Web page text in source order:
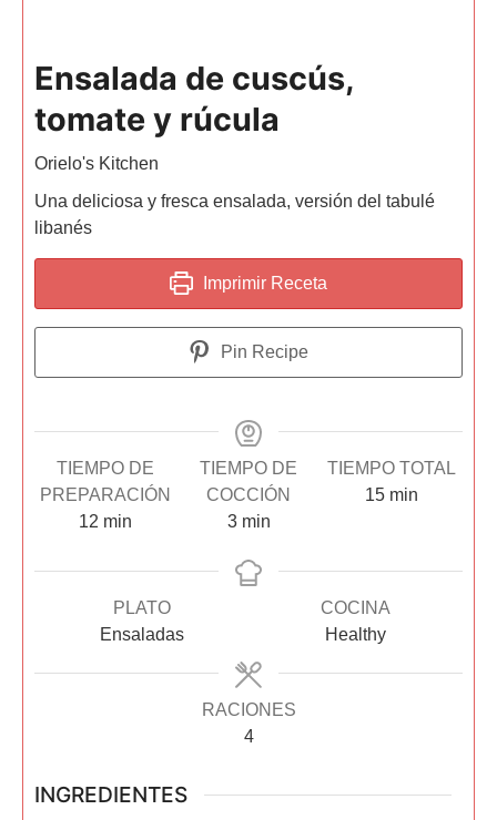
Ensalada de cuscús,
tomate y rúcula
Orielo's Kitchen
Una deliciosa y fresca ensalada, versión del tabulé
libanés
Imprimir Receta
Pin Recipe
TIEMPO DE
PREPARACIÓN
12 min
TIEMPO DE
COCCIÓN
3 min
TIEMPO TOTAL
15 min
PLATO
Ensaladas
COCINA
Healthy
RACIONES
4
INGREDIENTES